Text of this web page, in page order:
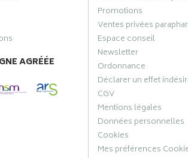
AGRÉÉE
Promotions
Ventes privées
Espace conseil
Newsletter
Ordonnance
Déclarer un effet
CGV
Mentions légales
Données personnelles
Cookies
Mes préférences